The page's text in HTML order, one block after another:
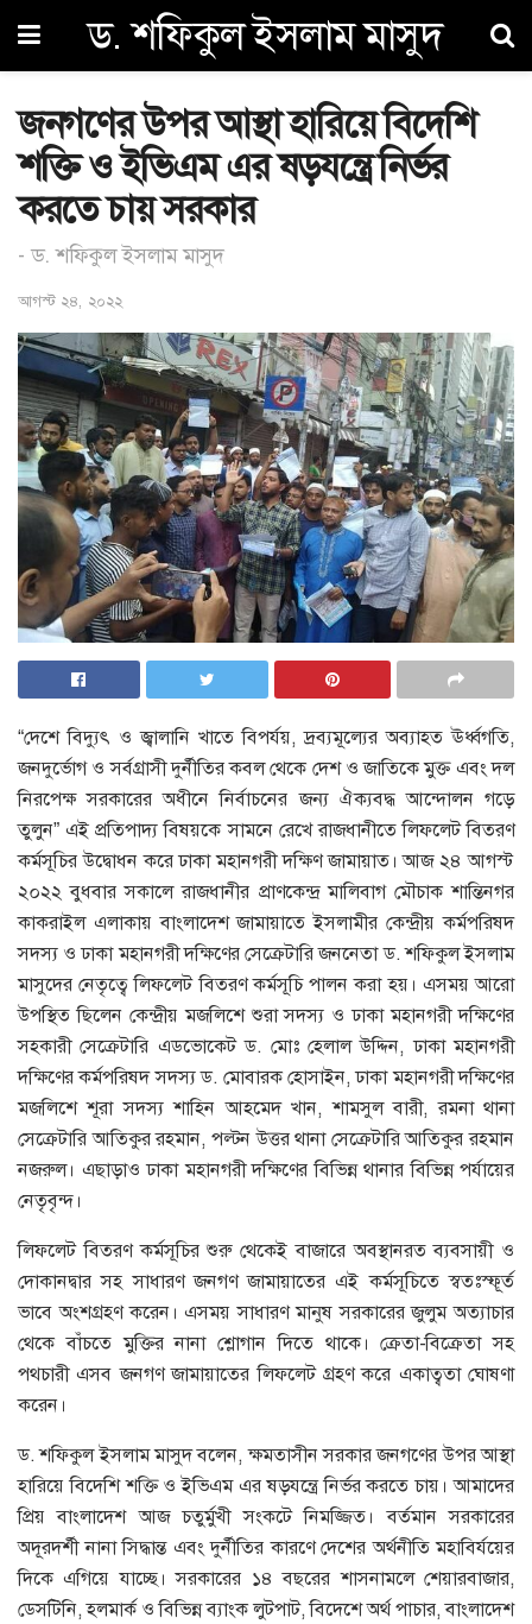
ড. শফিকুল ইসলাম মাসুদ
জনগণের উপর আস্থা হারিয়ে বিদেশি
শক্তি ও ইভিএম এর ষড়যন্ত্রে নির্ভর
করতে চায় সরকার
- ড. শফিকুল ইসলাম মাসুদ
আগস্ট ২৪, ২০২২
“দেশে বিদ্যুৎ ও জ্বালানি খাতে বিপর্যয়, দ্রব্যমূল্যের অব্যাহত ঊর্ধ্বগতি,
জনদুর্ভোগ ও সর্বগ্রাসী দুর্নীতির কবল থেকে দেশ ও জাতিকে মুক্ত এবং দল
নিরপেক্ষ সরকারের অধীনে নির্বাচনের জন্য ঐক্যবদ্ধ আন্দোলন গড়ে
তুলুন” এই প্রতিপাদ্য বিষয়কে সামনে রেখে রাজধানীতে লিফলেট বিতরণ
কর্মসূচির উদ্বোধন করে ঢাকা মহানগরী দক্ষিণ জামায়াত। আজ ২৪ আগস্ট
২০২২ বুধবার সকালে রাজধানীর প্রাণকেন্দ্র মালিবাগ মৌচাক শান্তিনগর
কাকরাইল এলাকায় বাংলাদেশ জামায়াতে ইসলামীর কেন্দ্রীয় কর্মপরিষদ
সদস্য ও ঢাকা মহানগরী দক্ষিণের সেক্রেটারি জননেতা ড. শফিকুল ইসলাম
মাসুদের নেতৃত্বে লিফলেট বিতরণ কর্মসূচি পালন করা হয়। এসময় আরো
উপস্থিত ছিলেন কেন্দ্রীয় মজলিশে শুরা সদস্য ও ঢাকা মহানগরী দক্ষিণের
সহকারী সেক্রেটারি এডভোকেট ড. মোঃ হেলাল উদ্দিন, ঢাকা মহানগরী
দক্ষিণের কর্মপরিষদ সদস্য ড. মোবারক হোসাইন, ঢাকা মহানগরী দক্ষিণের
মজলিশে শূরা সদস্য শাহিন আহমেদ খান, শামসুল বারী, রমনা থানা
সেক্রেটারি আতিকুর রহমান, পল্টন উত্তর থানা সেক্রেটারি আতিকুর রহমান
নজরুল। এছাড়াও ঢাকা মহানগরী দক্ষিণের বিভিন্ন থানার বিভিন্ন পর্যায়ের
নেতৃবৃন্দ।
লিফলেট বিতরণ কর্মসূচির শুরু থেকেই বাজারে অবস্থানরত ব্যবসায়ী ও
দোকানদ্বার সহ সাধারণ জনগণ জামায়াতের এই কর্মসূচিতে স্বতঃস্ফূর্ত
ভাবে অংশগ্রহণ করেন। এসময় সাধারণ মানুষ সরকারের জুলুম অত্যাচার
থেকে বাঁচতে মুক্তির নানা শ্লোগান দিতে থাকে। ক্রেতা-বিক্রেতা সহ
পথচারী এসব জনগণ জামায়াতের লিফলেট গ্রহণ করে একাত্বতা ঘোষণা
করেন।
ড. শফিকুল ইসলাম মাসুদ বলেন, ক্ষমতাসীন সরকার জনগণের উপর আস্থা
হারিয়ে বিদেশি শক্তি ও ইভিএম এর ষড়যন্ত্রে নির্ভর করতে চায়। আমাদের
প্রিয় বাংলাদেশ আজ চতুর্মুখী সংকটে নিমজ্জিত। বর্তমান সরকারের
অদূরদর্শী নানা সিদ্ধান্ত এবং দুর্নীতির কারণে দেশের অর্থনীতি মহাবির্যয়ের
দিকে এগিয়ে যাচ্ছে। সরকারের ১৪ বছরের শাসনামলে শেয়ারবাজার,
ডেসটিনি, হলমার্ক ও বিভিন্ন ব্যাংক লুটপাট, বিদেশে অর্থ পাচার, বাংলাদেশ